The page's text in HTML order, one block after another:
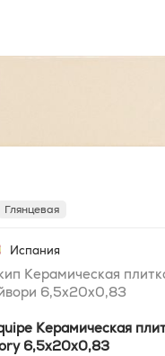
Глянцевая
Испания
Керамическая
6,5x20x0,83
Керамическая
6,5x20x0,83